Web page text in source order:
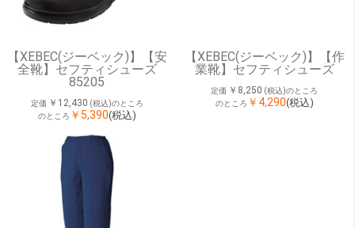
【XEBEC(ジーベック)】【安
全靴】セフティシューズ
85205
定価 ￥12,430 (税込)のところ
のところ ￥5,390(税込)
【XEBEC(ジーベック)】【作
業靴】セフティシューズ
定価 ￥8,250 (税込)のところ
のところ ￥4,290(税込)